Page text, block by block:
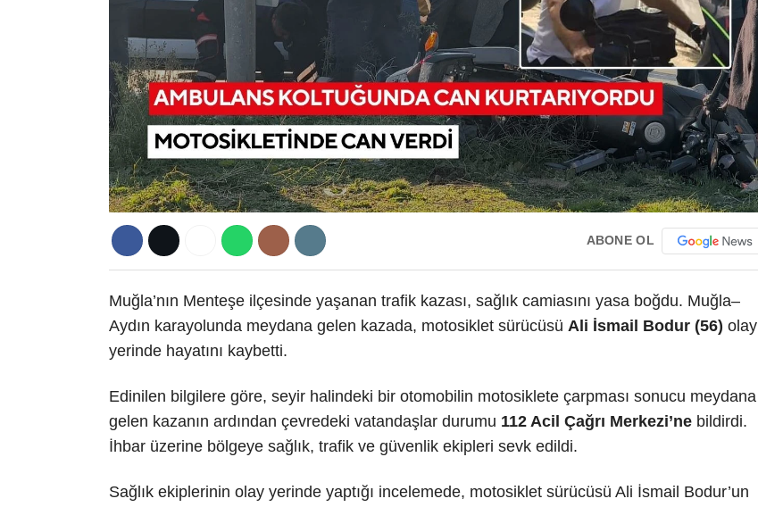
ABONE OL
Muğla’nın Menteşe ilçesinde yaşanan trafik kazası, sağlık camiasını yasa boğdu. Muğla–
Aydın karayolunda meydana gelen kazada, motosiklet sürücüsü Ali İsmail Bodur (56) olay
yerinde hayatını kaybetti.
Edinilen bilgilere göre, seyir halindeki bir otomobilin motosiklete çarpması sonucu meydana
gelen kazanın ardından çevredeki vatandaşlar durumu 112 Acil Çağrı Merkezi’ne bildirdi.
İhbar üzerine bölgeye sağlık, trafik ve güvenlik ekipleri sevk edildi.
Sağlık ekiplerinin olay yerinde yaptığı incelemede, motosiklet sürücüsü Ali İsmail Bodur’un